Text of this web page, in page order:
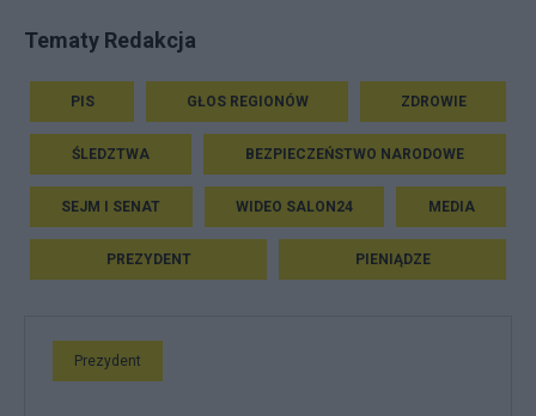
Tematy Redakcja
PIS GŁOS REGIONÓW ZDROWIE
ŚLEDZTWA BEZPIECZEŃSTWO NARODOWE
SEJM I SENAT WIDEO SALON24 MEDIA
PREZYDENT PIENIĄDZE
Prezydent